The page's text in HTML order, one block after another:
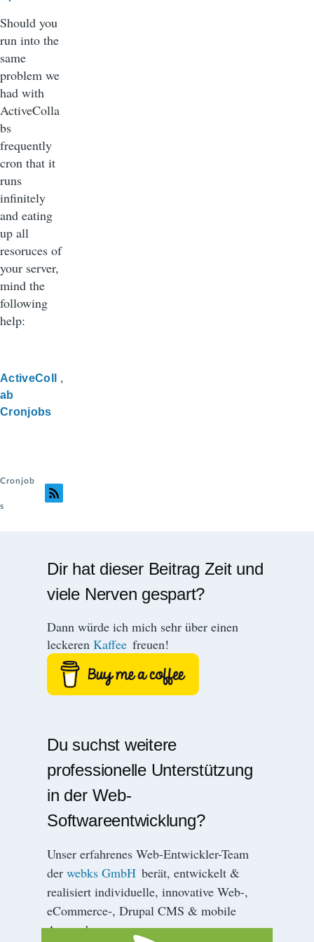
Should you
run into the
same
problem we
had with
ActiveColla
bs
frequently
cron that it
runs
infinitely
and eating
up all
resoruces of
your server,
mind the
following
help:
ActiveColl
ab
Cronjobs
Cronjob
s
Dir hat dieser Beitrag Zeit und
viele Nerven gespart?
Dann würde ich mich sehr über einen
leckerenKaffee freuen!
Du suchst weitere
professionelle Unterstützung
in der Web-
Softwareentwicklung?
Unser erfahrenes Web-Entwickler-Team
derwebks GmbH berät, entwickelt &
realisiert individuelle, innovative Web-,
eCommerce-, Drupal CMS & mobile
Anwendungen.